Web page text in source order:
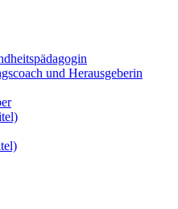
und Herausgeberin